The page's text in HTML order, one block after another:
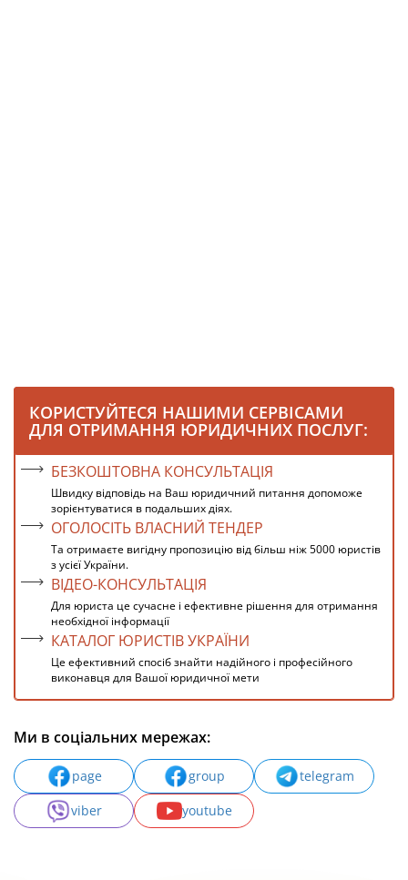
КОРИСТУЙТЕСЯ НАШИМИ СЕРВІСАМИ
ДЛЯ ОТРИМАННЯ ЮРИДИЧНИХ ПОСЛУГ:
БЕЗКОШТОВНА КОНСУЛЬТАЦІЯ
Швидку відповідь на Ваш юридичний питання допоможе
зорієнтуватися в подальших діях.
ОГОЛОСІТЬ ВЛАСНИЙ ТЕНДЕР
Та отримаєте вигідну пропозицію від більш ніж 5000 юристів
з усієї України.
ВІДЕО-КОНСУЛЬТАЦІЯ
Для юриста це сучасне і ефективне рішення для отримання
необхідної інформації
КАТАЛОГ ЮРИСТІВ УКРАЇНИ
Це ефективний спосіб знайти надійного і професійного
виконавця для Вашої юридичної мети
Ми в соціальних мережах:
page group
telegram
viber
youtube